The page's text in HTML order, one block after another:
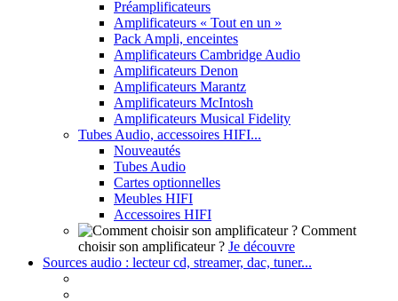
Préamplificateurs
Amplificateurs « Tout en un »
Pack Ampli, enceintes
Amplificateurs Cambridge Audio
Amplificateurs Denon
Amplificateurs Marantz
Amplificateurs McIntosh
Amplificateurs Musical Fidelity
Tubes Audio, accessoires HIFI...
Nouveautés
Tubes Audio
Cartes optionnelles
Meubles HIFI
Accessoires HIFI
Comment
choisir son amplificateur ? Je découvre
Sources audio : lecteur cd, streamer, dac, tuner...